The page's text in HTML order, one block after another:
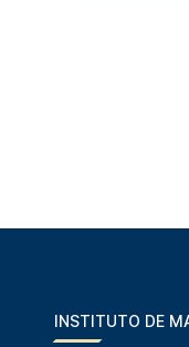
INSTITUTO DE